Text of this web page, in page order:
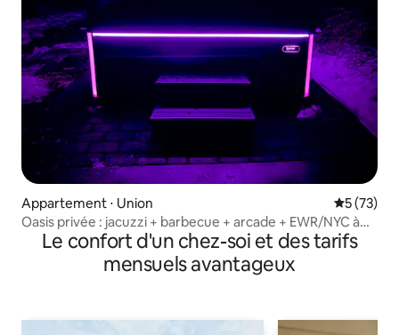
Appartement ⋅ Union
5 (73)
Oasis privée : jacuzzi + barbecue + arcade + EWR/NYC à
10 min
Le confort d'un chez-soi et des tarifs
mensuels avantageux